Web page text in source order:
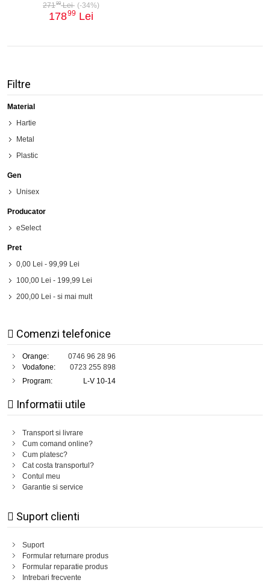
27199Lei (-34%)
17899 Lei
Filtre
Material
Hartie
Metal
Plastic
Gen
Unisex
Producator
eSelect
Pret
0,00 Lei - 99,99 Lei
100,00 Lei - 199,99 Lei
200,00 Lei - si mai mult
Comenzi telefonice
Orange:
0746 96 28 96
Vodafone:
0723 255 898
Program:
L-V 10-14
Informatii utile
Transport si livrare
Cum comand online?
Cum platesc?
Cat costa transportul?
Contul meu
Garantie si service
Suport clienti
Suport
Formular returnare produs
Formular reparatie produs
Intrebari frecvente